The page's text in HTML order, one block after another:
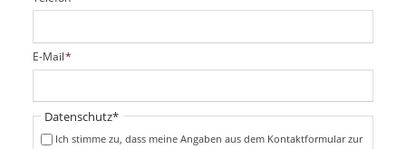
f
i
c
t
f
P
f
i
E-Mail*
Pflichtfeld
Datenschutz*
Ich stimme zu, dass meine Angaben aus dem Kontaktformular zur